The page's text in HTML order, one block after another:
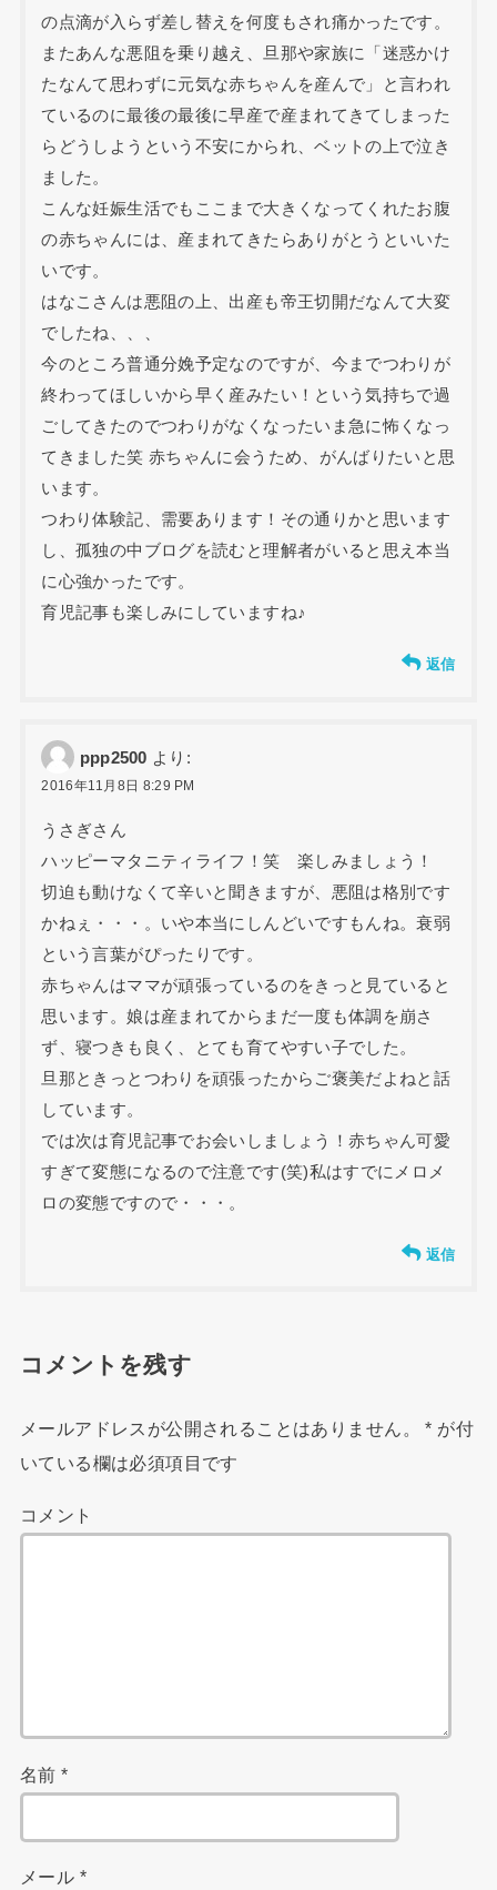
の点滴が入らず差し替えを何度もされ痛かったです。
またあんな悪阻を乗り越え、旦那や家族に「迷惑かけ
たなんて思わずに元気な赤ちゃんを産んで」と言われ
ているのに最後の最後に早産で産まれてきてしまった
らどうしようという不安にかられ、ベットの上で泣き
ました。
こんな妊娠生活でもここまで大きくなってくれたお腹
の赤ちゃんには、産まれてきたらありがとうといいた
いです。
はなこさんは悪阻の上、出産も帝王切開だなんて大変
でしたね、、、
今のところ普通分娩予定なのですが、今までつわりが
終わってほしいから早く産みたい！という気持ちで過
ごしてきたのでつわりがなくなったいま急に怖くなっ
てきました笑 赤ちゃんに会うため、がんばりたいと思
います。
つわり体験記、需要あります！その通りかと思います
し、孤独の中ブログを読むと理解者がいると思え本当
に心強かったです。
育児記事も楽しみにしていますね♪
返信
ppp2500 より:
2016年11月8日 8:29 PM
うさぎさん
ハッピーマタニティライフ！笑 楽しみましょう！
切迫も動けなくて辛いと聞きますが、悪阻は格別です
かねぇ・・・。いや本当にしんどいですもんね。衰弱
という言葉がぴったりです。
赤ちゃんはママが頑張っているのをきっと見ていると
思います。娘は産まれてからまだ一度も体調を崩さ
ず、寝つきも良く、とても育てやすい子でした。
旦那ときっとつわりを頑張ったからご褒美だよねと話
しています。
では次は育児記事でお会いしましょう！赤ちゃん可愛
すぎて変態になるので注意です(笑)私はすでにメロメ
ロの変態ですので・・・。
返信
コメントを残す
メールアドレスが公開されることはありません。 * が付
いている欄は必須項目です
コメント
名前*
メール *